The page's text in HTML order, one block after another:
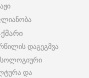
დაგეგმვა
და